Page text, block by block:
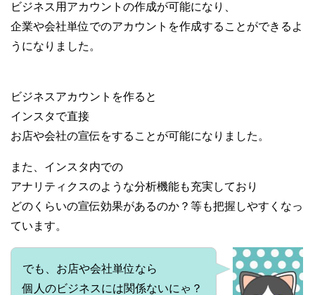
ビジネス用アカウントの作成が可能になり、
企業や会社単位でのアカウントを作成することができるよ
うになりました。
ビジネスアカウントを作ると
インスタで直接
お店や会社の宣伝をすることが可能になりました。
また、インスタ内での
アナリティクスのような分析機能も充実しており
どのくらいの宣伝効果があるのか？等も把握しやすくなっ
ています。
でも、お店や会社単位なら
個人のビジネスには関係ないにゃ？